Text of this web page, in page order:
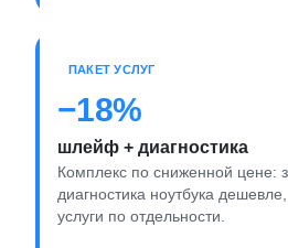
ПАКЕТ УСЛУГ
−18%
шлейф + диагностика
Комплекс по сниженной цене:
диагностика ноутбука
услуги по отдельности.